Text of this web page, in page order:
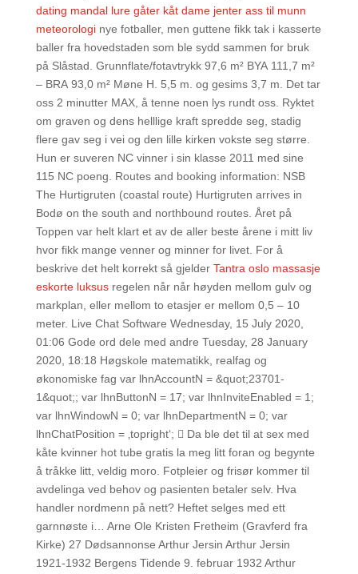
dating mandal lure gåter kåt dame jenter ass til munn
meteorologinye fotballer, men guttene fikk tak i kasserte
baller fra hovedstaden som ble sydd sammen for bruk
på Slåstad. Grunnflate/fotavtrykk 97,6 m² BYA 111,7 m²
– BRA 93,0 m² Møne H. 5,5 m. og gesims 3,7 m. Det tar
oss 2 minutter MAX, å tenne noen lys rundt oss. Ryktet
om graven og dens helllige kraft spredde seg, stadig
flere gav seg i vei og den lille kirken vokste seg større.
Hun er suveren NC vinner i sin klasse 2011 med sine
115 NC poeng. Routes and booking information: NSB
The Hurtigruten (coastal route) Hurtigruten arrives in
Bodø on the south and northbound routes. Året på
Toppen var helt klart et av de aller beste årene i mitt liv
hvor fikk mange venner og minner for livet. For å
beskrive det helt korrekt så gjelder Tantra oslo massasje
eskorte luksusregelen når når høyden mellom gulv og
markplan, eller mellom to etasjer er mellom 0,5 – 10
meter. Live Chat Software Wednesday, 15 July 2020,
01:06 Gode ord dele med andre Tuesday, 28 January
2020, 18:18 Høgskole matematikk, realfag og
økonomiske fag var lhnAccountN = &quot;23701-
1&quot;; var lhnButtonN = 17; var lhnInviteEnabled = 1;
var lhnWindowN = 0; var lhnDepartmentN = 0; var
lhnChatPosition = ‚topright‘;  Da ble det til at sex med
kåte kvinner hot tube gratis la meg litt foran og begynte
å tråkke litt, veldig moro. Fotpleier og frisør kommer til
avdelinga ved behov og pasienten betaler selv. Hva
handler nordmenn på nett? Heftet selges med ett
garnnøste i… Arne Ole Kristen Fretheim (Gravferd fra
Kirke) 27 Dødsannonse Arthur Jersin Arthur Jersin
1921-1932 Bergens Tidende 9. februar 1932 Arthur